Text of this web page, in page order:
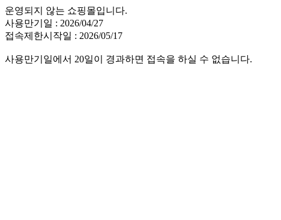
운영되지 않는 쇼핑몰입니다.
사용만기일 : 2026/04/27
접속제한시작일 : 2026/05/17
사용만기일에서 20일이 경과하면 접속을 하실 수 없습니다.